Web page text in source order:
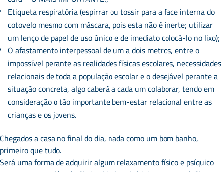
Etiqueta respiratória (espirrar ou tossir para a face interna do
cotovelo mesmo com máscara, pois esta não é inerte; utilizar
um lenço de papel de uso único e de imediato colocá-lo no lixo);
O afastamento interpessoal de um a dois metros, entre o
impossível perante as realidades físicas escolares, necessidades
relacionais de toda a população escolar e o desejável perante a
situação concreta, algo caberá a cada um colaborar, tendo em
consideração o tão importante bem-estar relacional entre as
crianças e os jovens.
Chegados a casa no final do dia, nada como um bom banho,
primeiro que tudo.
Será uma forma de adquirir algum relaxamento físico e psíquico